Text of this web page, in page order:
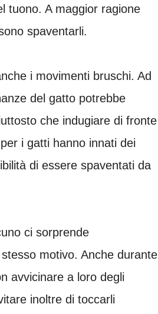
tuono. A maggior ragione
spaventarli.
i movimenti bruschi. Ad
del gatto potrebbe
che indugiare di fronte
i gatti hanno innati dei
di essere spaventati da
ci sorprende
motivo. Anche durante
avvicinare a loro degli
inoltre di toccarli